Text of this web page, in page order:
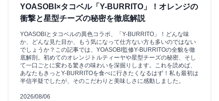
YOASOBI×タコベル「Y-BURRITO」！オレンジの
衝撃と星型チーズの秘密を徹底解説
YOASOBIとタコベルの異色コラボ、「Y-BURRITO」！どんな味
か、どんな見た目か、もう気になって仕方ない方も多いのではない
でしょうか？この記事では、YOASOBI監修Y-BURRITOの全貌を徹
底解剖。初めてのオレンジトルティーヤや星型チーズの秘密、そし
て一口ごとに変わる驚きの味わいを深掘りします。これを読めば、
あなたもきっとY-BURRITOを食べに行きたくなるはず！私も最初は
半信半疑でしたが、そのこだわりと美味しさに感動しました。
2026/08/06